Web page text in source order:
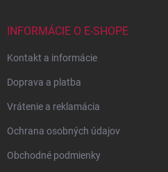
INFORMÁCIE O E-SHOPE
Kontakt a informácie
Doprava a platba
Vrátenie a reklamácia
Ochrana osobných údajov
Obchodné podmienky